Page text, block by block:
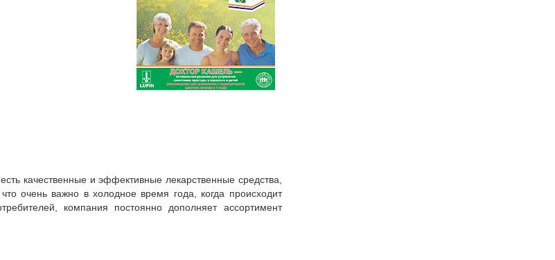
качественные и эффективные лекарственные средства,
очень важно в холодное время года, когда происходит
компания постоянно дополняет ассортимент